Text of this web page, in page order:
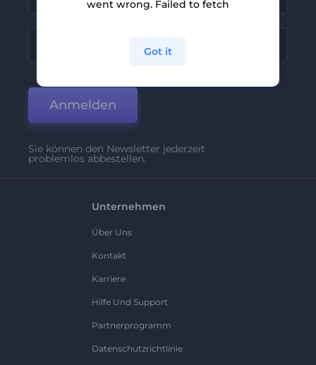
Anmelden
Sie können den Newsletter jederzeit
problemlos abbestellen.
Unternehmen
Über Uns
Kontakt
Karriere
Hilfe Und Support
Partnerprogramm
Datenschutzrichtlinie
went wrong. Failed to fetch
Got it